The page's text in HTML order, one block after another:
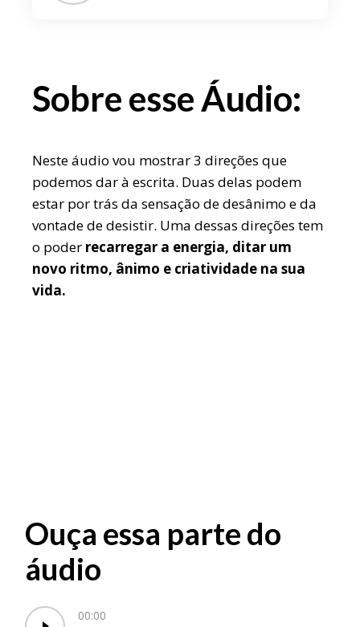
Sobre esse Áudio:
Neste áudio vou mostrar 3 direções que
podemos dar à escrita. Duas delas podem
estar por trás da sensação de desânimo e da
vontade de desistir. Uma dessas direções tem
o poder recarregar a energia, ditar um
novo ritmo, ânimo e criatividade na sua
vida.
Ouça essa parte do
áudio
00:00